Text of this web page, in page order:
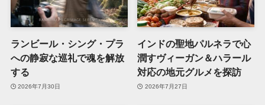
ランビール・シング・プラ
への静寂な巡礼で魂を解放
する
2026年7月30日
インドの聖地パルネラで心
潤すヴィーガン＆ハラール
対応の地元グルメを探訪
2026年7月27日